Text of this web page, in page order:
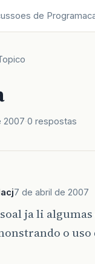
de
2007 0 respostas
7 de abril de 2007
ja li
o uso